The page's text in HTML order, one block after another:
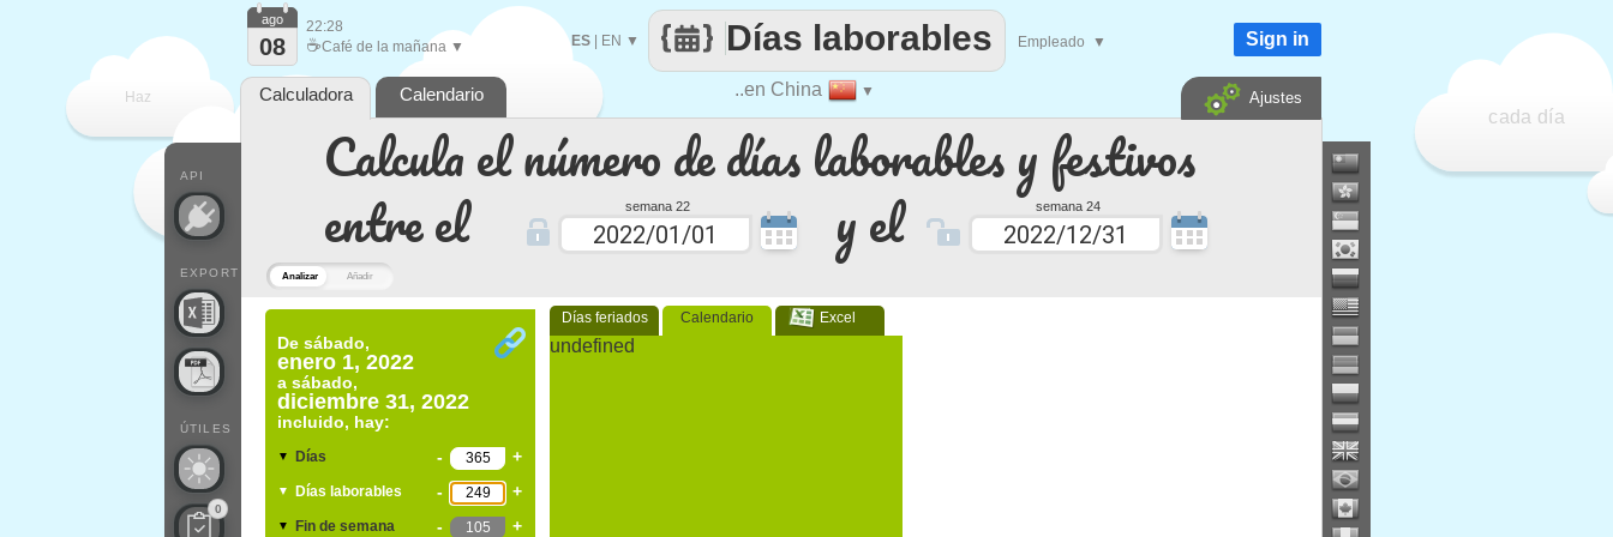
Analizar Añadir
Calcula el número de días laborables y festivos
entre el
semana 22 y el semana 24
De sábado,
enero 1, 2022
a sábado,
diciembre 31, 2022
incluido, hay:
▼ Días - +
▼ Días laborables - +
▼ Fin de semana - +
Días feriados Calendario Excel
undefined
Haz
cada día
..en China ▼
Días laborables
ES EN ▼ Empleado ▼
API
EXPORT
ÚTILES
0
ago
08
22:28
☕Café de la mañana ▼ Sign in
Calculadora Calendario Ajustes